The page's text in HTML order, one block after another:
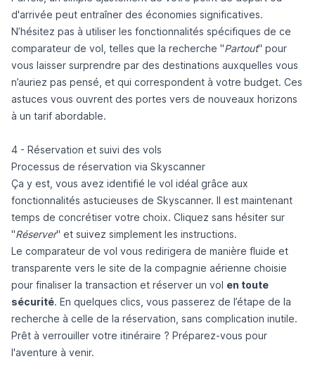
d'arrivée peut entraîner des économies significatives.
N’hésitez pas à utiliser les fonctionnalités spécifiques de ce
comparateur de vol, telles que la recherche "Partout" pour
vous laisser surprendre par des destinations auxquelles vous
n’auriez pas pensé, et qui correspondent à votre budget. Ces
astuces vous ouvrent des portes vers de nouveaux horizons
à un tarif abordable.
4 - Réservation et suivi des vols
Processus de réservation via Skyscanner
Ça y est, vous avez identifié le vol idéal grâce aux
fonctionnalités astucieuses de Skyscanner. Il est maintenant
temps de concrétiser votre choix. Cliquez sans hésiter sur
"Réserver" et suivez simplement les instructions.
Le comparateur de vol vous redirigera de manière fluide et
transparente vers le site de la compagnie aérienne choisie
pour finaliser la transaction et réserver un vol en toute
sécurité. En quelques clics, vous passerez de l’étape de la
recherche à celle de la réservation, sans complication inutile.
Prêt à verrouiller votre itinéraire ? Préparez-vous pour
l'aventure à venir.